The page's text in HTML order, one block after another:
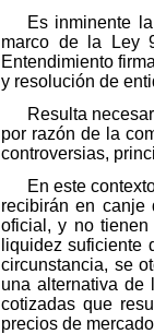
Es inminente
marco de la Ley
Entendimiento
y resolución de
Resulta
por razón de la
controversias,
En este
recibirán en canje
oficial, y no
liquidez suficiente
circunstancia, se
una alternativa de
cotizadas que
precios de